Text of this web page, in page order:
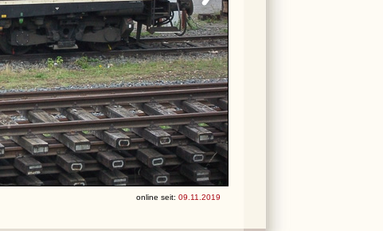
online seit: 09.11.2019